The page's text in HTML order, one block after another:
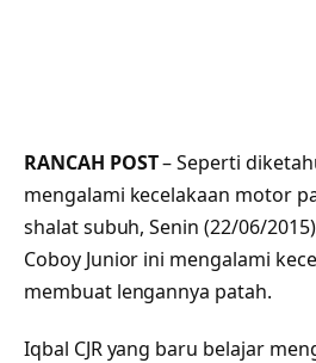
RANCAH POST– Seperti
mengalami kecelakaan motor
shalat subuh, Senin (22/06/
Coboy Junior ini mengalami
membuat lengannya patah.
Iqbal CJR yang baru belajar